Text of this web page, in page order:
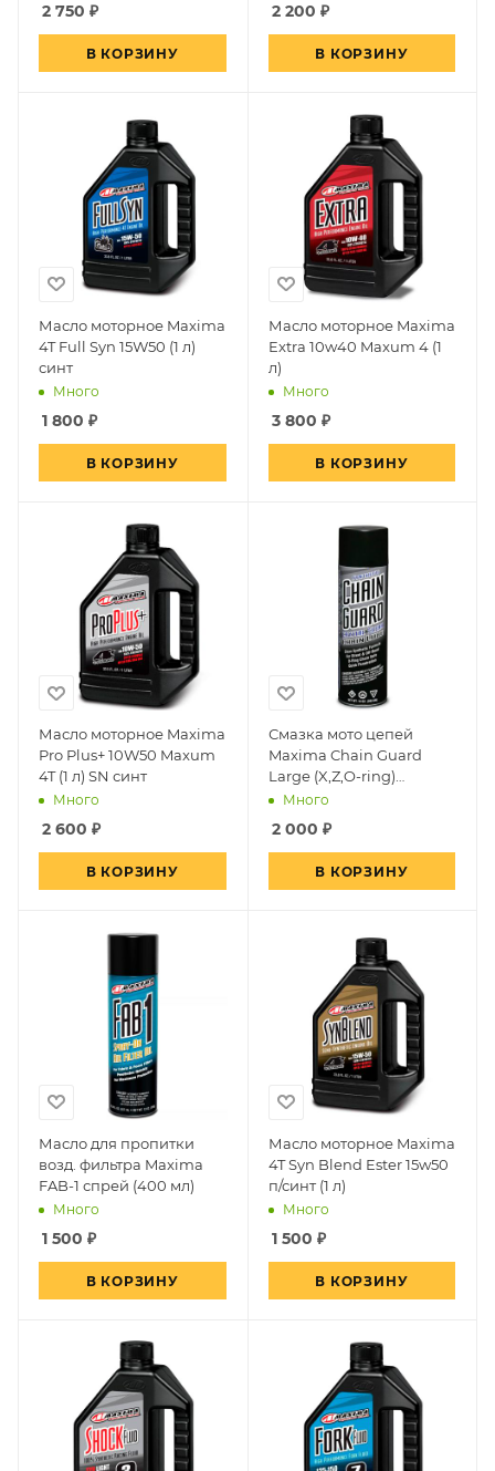
2 750 ₽
В КОРЗИНУ
2 200 ₽
В КОРЗИНУ
Масло моторное Maxima
4T Full Syn 15W50 (1 л)
синт
Много
1 800 ₽
В КОРЗИНУ
Масло моторное Maxima
Extra 10w40 Maxum 4 (1
л)
Много
3 800 ₽
В КОРЗИНУ
Масло моторное Maxima
Pro Plus+ 10W50 Maxum
4T (1 л) SN синт
Много
2 600 ₽
В КОРЗИНУ
Смазка мото цепей
Maxima Chain Guard
Large (X,Z,O-ring)
синтетика (400 мл)
Много
2 000 ₽
В КОРЗИНУ
Масло для пропитки
возд. фильтра Maxima
FAB-1 спрей (400 мл)
Много
1 500 ₽
В КОРЗИНУ
Масло моторное Maxima
4T Syn Blend Ester 15w50
п/синт (1 л)
Много
1 500 ₽
В КОРЗИНУ